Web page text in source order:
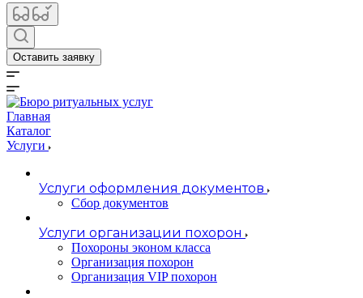
Оставить заявку
Главная
Каталог
Услуги
Услуги оформления документов
Сбор документов
Услуги организации похорон
Похороны эконом класса
Организация похорон
Организация VIP похорон